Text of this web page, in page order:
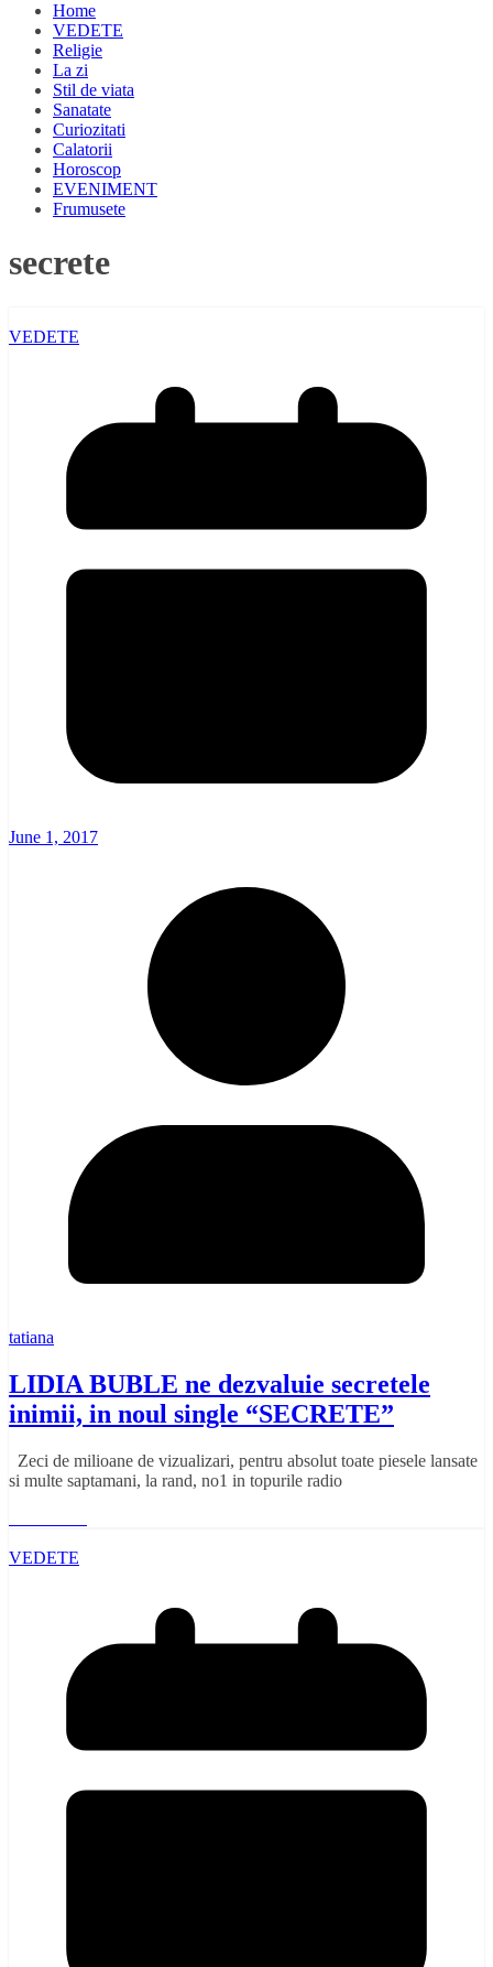
Home
VEDETE
Religie
La zi
Stil de viata
Sanatate
Curiozitati
Calatorii
Horoscop
EVENIMENT
Frumusete
secrete
VEDETE
June 1, 2017
tatiana
LIDIA BUBLE ne dezvaluie secretele
inimii, in noul single “SECRETE”
Zeci de milioane de vizualizari, pentru absolut toate piesele lansate
si multe saptamani, la rand, no1 in topurile radio
VEDETE